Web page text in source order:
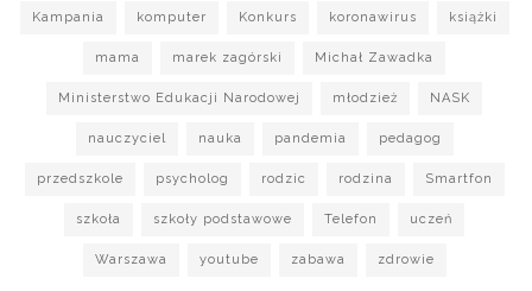
Kampania komputer Konkurs koronawirus książki
mama marek zagórski Michał Zawadka
Ministerstwo Edukacji Narodowej młodzież NASK
nauczyciel nauka pandemia pedagog
przedszkole psycholog rodzic rodzina Smartfon
szkoła szkoły podstawowe Telefon uczeń
Warszawa youtube zabawa zdrowie